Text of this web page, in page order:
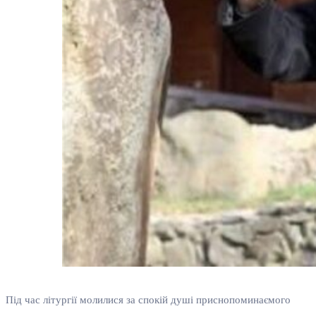
Під час літургії молилися за спокій душі приснопоминаємого